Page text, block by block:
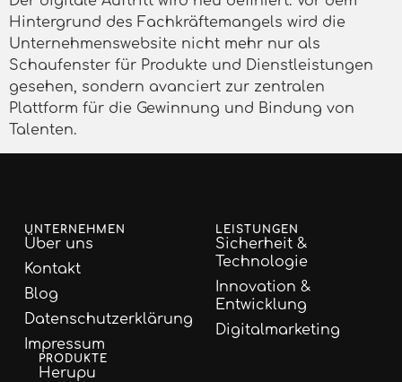
Hintergrund des Fachkräftemangels wird die
Unternehmenswebsite nicht mehr nur als
Schaufenster für Produkte und Dienstleistungen
gesehen, sondern avanciert zur zentralen
Plattform für die Gewinnung und Bindung von
Talenten.
UNTERNEHMEN
Über uns
Kontakt
Blog
Datenschutzerklärung
Impressum
LEISTUNGEN
Sicherheit &
Technologie
Innovation &
Entwicklung
Digitalmarketing
PRODUKTE
Herupu